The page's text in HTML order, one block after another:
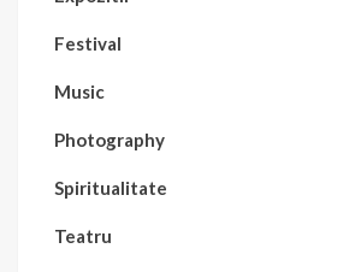
Festival
Music
Photography
Spiritualitate
Teatru